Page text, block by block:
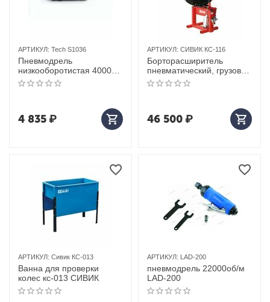
АРТИКУЛ: Tech S1036
Пневмодрель
низкооборотистая 4000
об/мин Tech S1036
4 835₽
АРТИКУЛ: СИВИК КС-116
Борторасширитель
пневматический, грузовой
СИВИК КС-116
46 500₽
АРТИКУЛ: Сивик КС-013
Ванна для проверки
колес кс-013 СИВИК
АРТИКУЛ: LAD-200
пневмодрель 22000об/м
LAD-200